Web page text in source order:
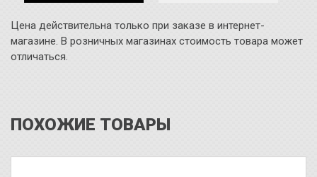
Цена действительна только при заказе в интернет-
магазине. В розничных магазинах стоимость товара может
отличаться.
ПОХОЖИЕ ТОВАРЫ